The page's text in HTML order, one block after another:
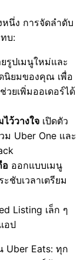
หนึ่ง การจัดลำดับ
บ:
รูปเมนูใหม่และ
นิยมของคุณ เพื่อ
ยเพิ่มออเดอร์ได้
ว้วางใจ เปิดตัว
Uber One และ
ออกแบบเมนู
ชับเวลาเตรียม
Listing เล็ก ๆ
อป
Uber Eats: ทุก